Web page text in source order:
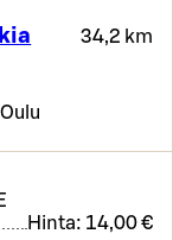
34,2 km
Oulu
Hinta: 14,00 €